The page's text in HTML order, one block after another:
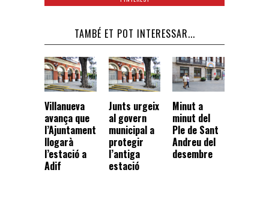
TAMBÉ ET POT INTERESSAR...
Villanueva
avança que
l’Ajuntament
llogarà
l’estació a
Adif
Junts urgeix
al govern
municipal a
protegir
l’antiga
estació
Minut a
minut del
Ple de Sant
Andreu del
desembre